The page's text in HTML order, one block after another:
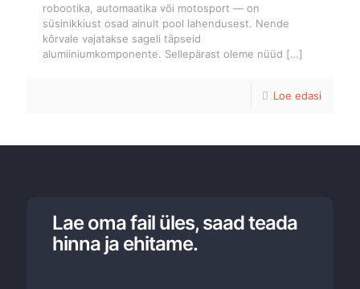
robootika, automaatika või motosport — on
süsinikkiust osad ainult pool lahendusest. Nende
kõrvale vajatakse sageli täpseid
alumiiniumkomponente. Sellepärast oleme nüüd […]
Loe edasi
Lae oma fail üles, saad teada
hinna ja ehitame.